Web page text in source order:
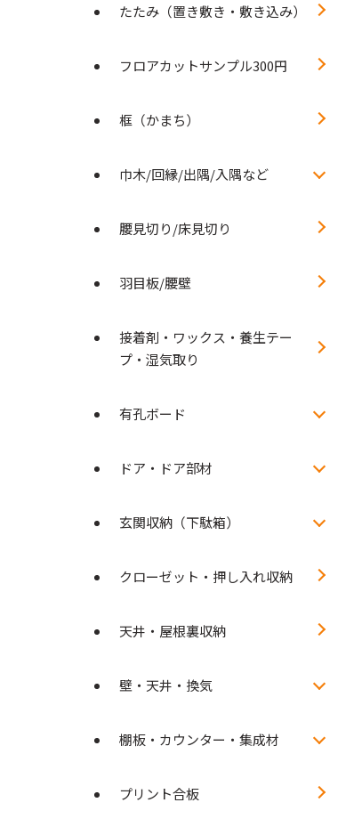
たたみ（置き敷き・敷き込み）
フロアカットサンプル300円
框（かまち）
巾木/回縁/出隅/入隅など
腰見切り/床見切り
羽目板/腰壁
接着剤・ワックス・養生テー
プ・湿気取り
有孔ボード
ドア・ドア部材
玄関収納（下駄箱）
クローゼット・押し入れ収納
天井・屋根裏収納
壁・天井・換気
棚板・カウンター・集成材
プリント合板